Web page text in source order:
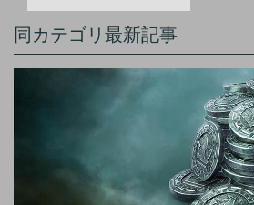
同カテゴリ最新記事